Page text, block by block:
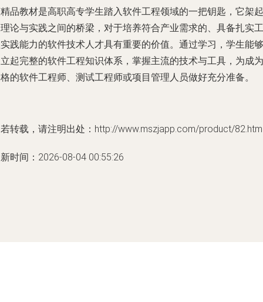
品教材是高职高专学生踏入软件工程领域的一把钥匙，它架起
论与实践之间的桥梁，对于培养符合产业需求的、具备扎实工
践能力的软件技术人才具有重要的价值。通过学习，学生能够
起完整的软件工程知识体系，掌握主流的技术与工具，为成为
的软件工程师、测试工程师或项目管理人员做好充分准备。
转载，请注明出处：http://www.mszjapp.com/product/
时间：2026-08-04 00:55:26